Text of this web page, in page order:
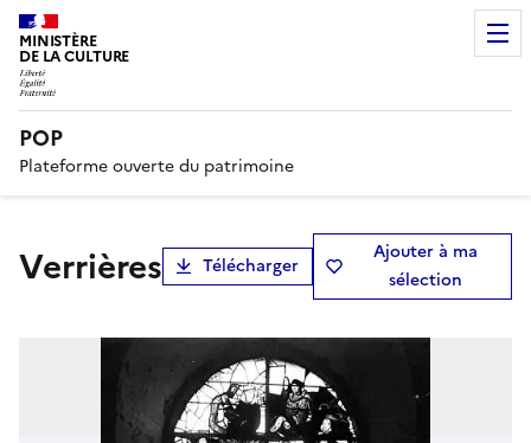
MINISTÈRE
DE LA CULTURE
POP
Plateforme ouverte du patrimoine
Verrières Télécharger
Ajouter à ma
sélection